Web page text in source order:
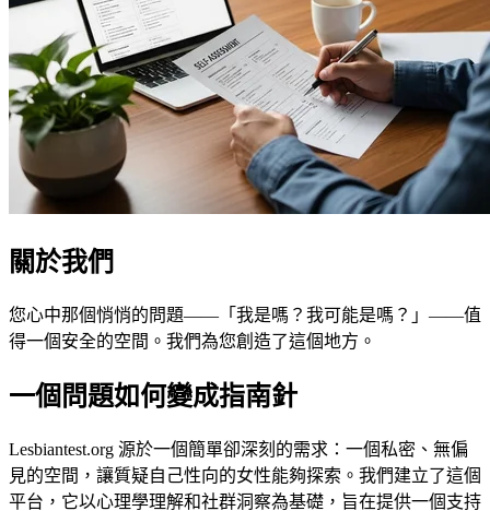
關於我們
您心中那個悄悄的問題——「我是嗎？我可能是嗎？」——值
得一個安全的空間。我們為您創造了這個地方。
一個問題如何變成指南針
Lesbiantest.org 源於一個簡單卻深刻的需求：一個私密、無偏
見的空間，讓質疑自己性向的女性能夠探索。我們建立了這個
平台，它以心理學理解和社群洞察為基礎，旨在提供一個支持